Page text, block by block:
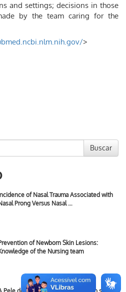
and settings; decisions in those
by the team caring for the
>
Buscar
of Nasal Trauma Associated with
Prong Versus Nasal …
of Newborn Skin Lesions:
of the Nursing team